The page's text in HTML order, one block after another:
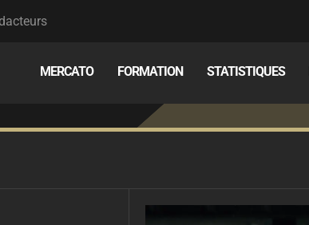
MERCATO FORMATION STATISTIQUES